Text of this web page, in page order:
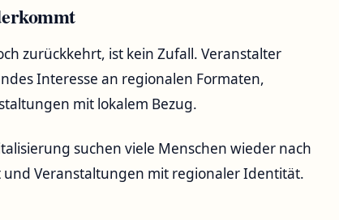
zurückkehrt, ist kein Zufall. Veranstalter
Interesse an regionalen Formaten,
mit lokalem Bezug.
suchen viele Menschen wieder nach
Veranstaltungen mit regionaler Identität.